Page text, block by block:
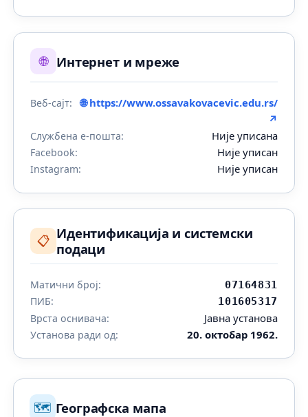
🌐 Интернет и мреже
Веб-сајт:
🌐 https://www.ossavakovacevic.edu.rs/
↗
Службена е-пошта: Није уписана
Facebook: Није уписан
Instagram: Није уписан
📋 Идентификација и системски
подаци
Матични број: 07164831
ПИБ: 101605317
Врста оснивача: Јавна установа
Установа ради од: 20. октобар 1962.
🗺️ Географска мапа